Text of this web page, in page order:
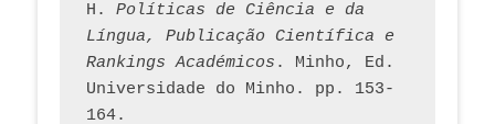
H. Políticas de Ciência e da
Língua, Publicação Científica e
Rankings Académicos . Minho, Ed.
Universidade do Minho. pp. 153-
164.